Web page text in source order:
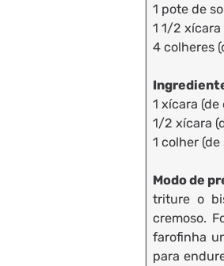
1 pote de
1 1/2 xícara
4 colheres
1 xícara
1/2 xícara
1 colher
Modo de
triture o
cremoso.
farofinha
para